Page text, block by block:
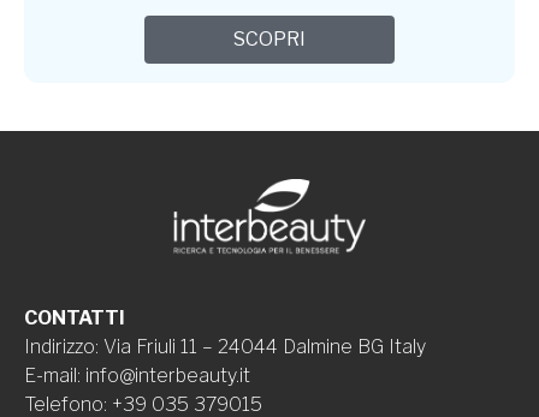
SCOPRI
CONTATTI
Indirizzo: Via Friuli 11 – 24044 Dalmine BG Italy
E-mail: info@interbeauty.it
Telefono: +39 035 379015